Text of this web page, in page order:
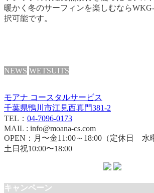
暖かく冬のサーフィンを楽しむなら
択可能です。
NEWS WETSUITS
モアナ コースタルサービス
千葉県鴨川市江見西真門381-2
TEL： 04-7096-0173
MAIL : info@moana-cs.com
OPEN：月〜金11:00～18:00（定休日 水
土日祝10:00〜18:00
キャンペーン